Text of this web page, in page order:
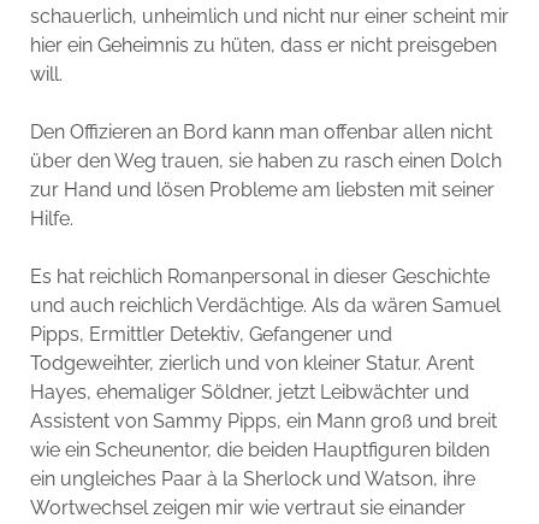
schauerlich, unheimlich und nicht nur einer scheint mir
hier ein Geheimnis zu hüten, dass er nicht preisgeben
will.
Den Offizieren an Bord kann man offenbar allen nicht
über den Weg trauen, sie haben zu rasch einen Dolch
zur Hand und lösen Probleme am liebsten mit seiner
Hilfe.
Es hat reichlich Romanpersonal in dieser Geschichte
und auch reichlich Verdächtige. Als da wären Samuel
Pipps, Ermittler Detektiv, Gefangener und
Todgeweihter, zierlich und von kleiner Statur. Arent
Hayes, ehemaliger Söldner, jetzt Leibwächter und
Assistent von Sammy Pipps, ein Mann groß und breit
wie ein Scheunentor, die beiden Hauptfiguren bilden
ein ungleiches Paar à la Sherlock und Watson, ihre
Wortwechsel zeigen mir wie vertraut sie einander